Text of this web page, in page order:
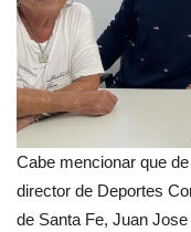
Cabe mencionar que
director de Deportes
de Santa Fe, Juan